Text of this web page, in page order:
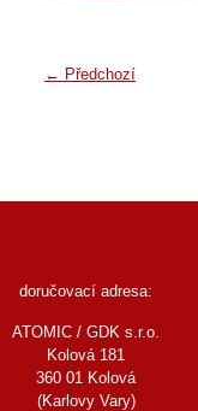
← Předchozí
doručovací adresa:
ATOMIC / GDK s.r.o.
Kolová 181
360 01 Kolová
(Karlovy Vary)